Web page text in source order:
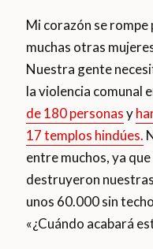
Mi corazón se rompe
muchas otras
Nuestra gente
la violencia comunal
de 180 personasy
17 templos hindúes.
entre muchos, ya
destruyeron
unos 60.000 sin
«¿Cuándo acabará